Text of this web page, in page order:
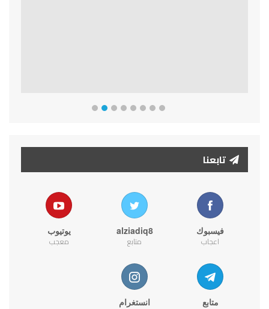
تابعنا
فيسبوك
اعجاب
alziadiq8
متابع
يوتيوب
معجب
متابع انستغرام